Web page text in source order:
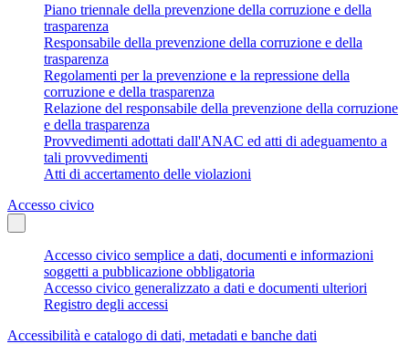
Piano triennale della prevenzione della corruzione e della
trasparenza
Responsabile della prevenzione della corruzione e della
trasparenza
Regolamenti per la prevenzione e la repressione della
corruzione e della trasparenza
Relazione del responsabile della prevenzione della corruzione
e della trasparenza
Provvedimenti adottati dall'ANAC ed atti di adeguamento a
tali provvedimenti
Atti di accertamento delle violazioni
Accesso civico
Accesso civico semplice a dati, documenti e informazioni
soggetti a pubblicazione obbligatoria
Accesso civico generalizzato a dati e documenti ulteriori
Registro degli accessi
Accessibilità e catalogo di dati, metadati e banche dati